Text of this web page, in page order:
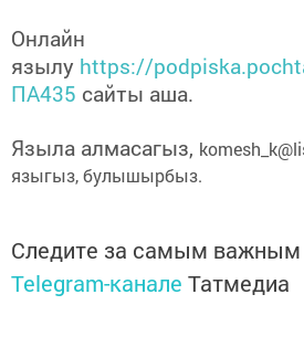
Онлайн
язылу https://
ПА435 сайты аша.
Языла алмасагыз,
языгыз, булышырбыз.
Следите за самым важным
Telegram-канале Татмедиа